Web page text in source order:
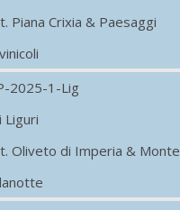
Piana Crixia & Paesaggi
2025-1-Lig
Liguri
Oliveto di Imperia & Monte